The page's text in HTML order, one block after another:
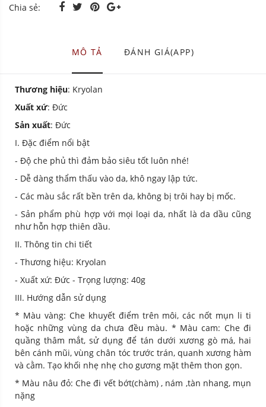
Chia sẻ:
MÔ TẢ ĐÁNH GIÁ(APP)
Thương hiệu: Kryolan
Xuất xứ: Đức
Sản xuất: Đức
I. Đặc điểm nổi bật
- Độ che phủ thì đảm bảo siêu tốt luôn nhé!
- Dễ dàng thẩm thấu vào da, khô ngay lập tức.
- Các màu sắc rất bền trên da, không bị trôi hay bị mốc.
- Sản phẩm phù hợp với mọi loại da, nhất là da dầu cũng
như hỗn hợp thiên dầu.
II. Thông tin chi tiết
- Thương hiệu: Kryolan
- Xuất xứ: Đức - Trọng lượng: 40g
III. Hướng dẫn sử dụng
* Màu vàng: Che khuyết điểm trên môi, các nốt mụn li ti
hoặc những vùng da chưa đều màu. * Màu cam: Che đi
quầng thâm mắt, sử dụng để tán dưới xương gò má, hai
bên cánh mũi, vùng chân tóc trước trán, quanh xương hàm
và cằm. Tạo khối nhẹ nhẹ cho gương mặt thêm thon gọn.
* Màu nâu đỏ: Che đi vết bớt(chàm) , nám ,tàn nhang, mụn
nặng